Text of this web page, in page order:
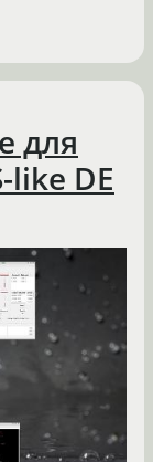
для
like DE